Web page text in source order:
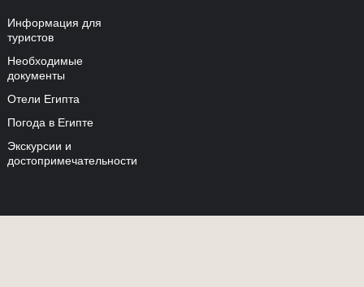
Информация для
туристов
Необходимые
документы
Отели Египта
Погода в Египте
Экскурсии и
достопримечательности